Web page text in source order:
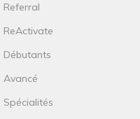
Referral
ReActivate
Débutants
Avancé
Spécialités